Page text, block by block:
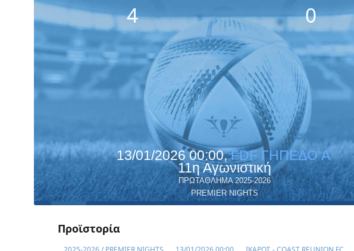
4 0
13/01/2026 00:00,FDF ΓΗΠΕΔΟ A'
11η Αγωνιστική
ΠΡΩΤΑΘΛΗΜΑ 2025-2026
PREMIER NIGHTS
Προϊστορία